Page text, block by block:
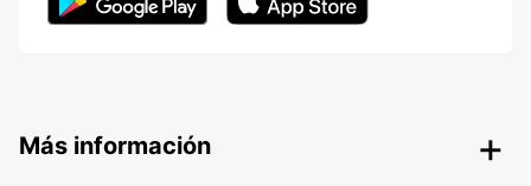
Más información